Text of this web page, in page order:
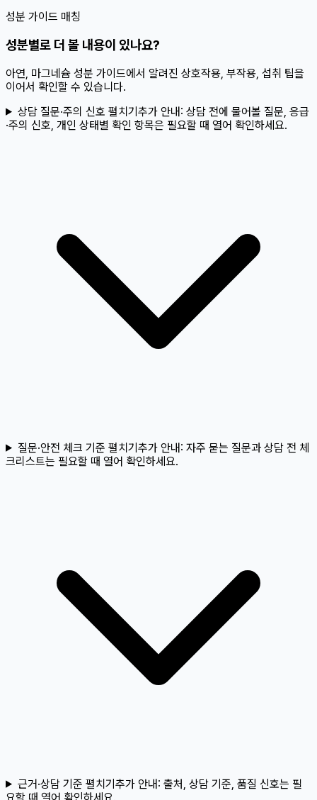
성분 가이드 매칭
성분별로 더 볼 내용이 있나요?
아연, 마그네슘 성분 가이드에서 알려진 상호작용, 부작용, 섭취 팁을
이어서 확인할 수 있습니다.
상담 질문·주의 신호 펼치기추가 안내: 상담 전에 물어볼 질문, 응급
·주의 신호, 개인 상태별 확인 항목은 필요할 때 열어 확인하세요.
질문·안전 체크 기준 펼치기추가 안내: 자주 묻는 질문과 상담 전 체
크리스트는 필요할 때 열어 확인하세요.
근거·상담 기준 펼치기추가 안내: 출처, 상담 기준, 품질 신호는 필